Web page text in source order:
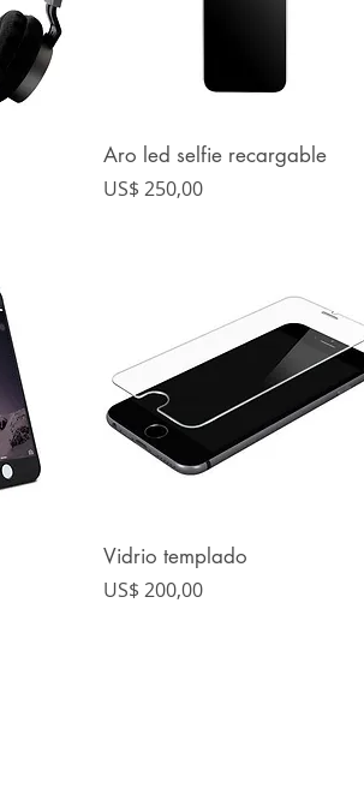
Vista rápida
Aro led selfie recargable
Precio
US$ 250,00
Vista rápida
Vidrio templado
Precio
US$ 200,00